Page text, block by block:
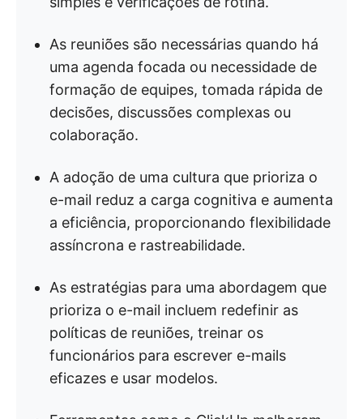
As reuniões são necessárias quando há
uma agenda focada ou necessidade de
formação de equipes, tomada rápida de
decisões, discussões complexas ou
colaboração.
A adoção de uma cultura que prioriza o
e-mail reduz a carga cognitiva e aumenta
a eficiência, proporcionando flexibilidade
assíncrona e rastreabilidade.
As estratégias para uma abordagem que
prioriza o e-mail incluem redefinir as
políticas de reuniões, treinar os
funcionários para escrever e-mails
eficazes e usar modelos.